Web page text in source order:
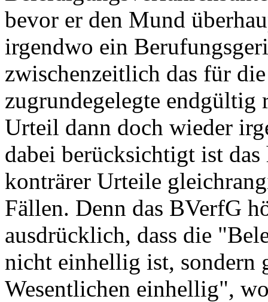
bevor er den Mund
irgendwo ein
zwischenzeitlich das für
zugrundegelegte endgültig
Urteil dann doch wieder
dabei berücksichtigt ist
konträrer Urteile
Fällen. Denn das BVerfG
ausdrücklich, dass die
nicht einhellig ist, sondern
Wesentlichen einhellig",